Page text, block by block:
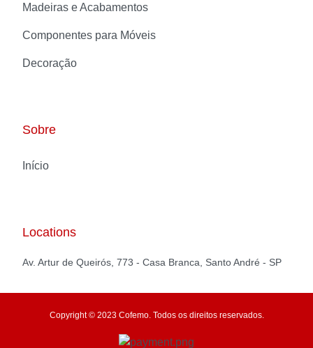
Madeiras e Acabamentos
Componentes para Móveis
Decoração
Sobre
Início
Locations
Av. Artur de Queirós, 773 - Casa Branca, Santo André - SP
Copyright © 2023 Cofemo. Todos os direitos reservados.